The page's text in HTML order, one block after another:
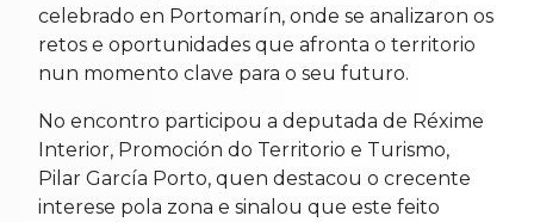
celebrado en Portomarín, onde se analizaron os
retos e oportunidades que afronta o territorio
nun momento clave para o seu futuro.
No encontro participou a deputada de Réxime
Interior, Promoción do Territorio e Turismo,
Pilar García Porto, quen destacou o crecente
interese pola zona e sinalou que este feito